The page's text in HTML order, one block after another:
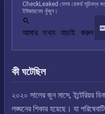
CheckLeaked যেসব রেকর্ড সূচিবদ্ধ
ইউজারনেম খুঁজুন।
আমার তথ্য যাচাই করুন
কী ঘটেছিল
২০২০ সালের জুন মাসে, ইন্টেরিয়র
লঙ্ঘনের শিকার হয়েছে। যা